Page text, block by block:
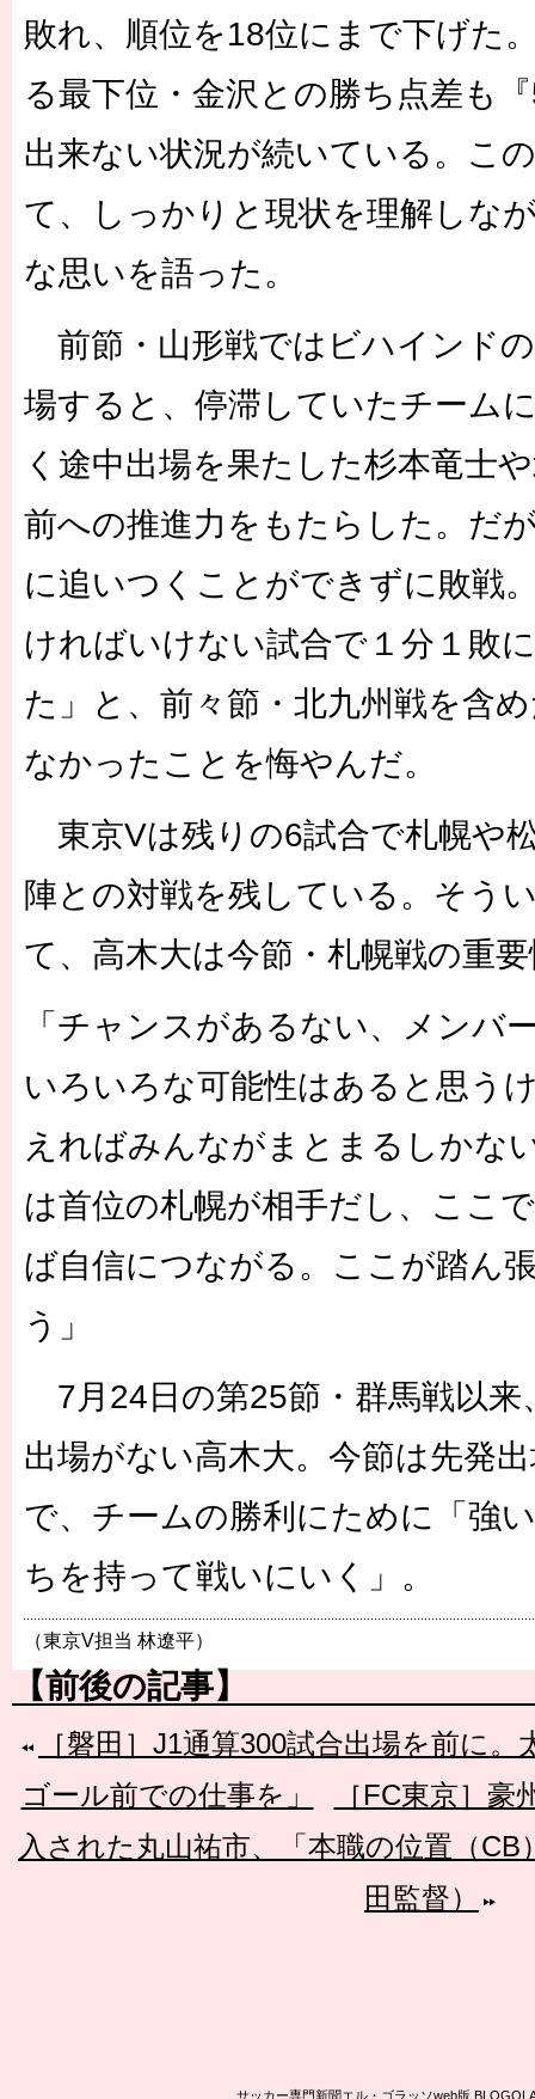
敗れ、順位を18位にまで下げた
る最下位・金沢との勝ち点差も
出来ない状況が続いている。こ
て、しっかりと現状を理解しな
な思いを語った。
前節・山形戦ではビハインド
場すると、停滞していたチーム
く途中出場を果たした杉本竜士
前への推進力をもたらした。だ
に追いつくことができずに敗戦
ければいけない試合で１分１敗
た」と、前々節・北九州戦を含
なかったことを悔やんだ。
東京Vは残りの6試合で札幌や
陣との対戦を残している。そう
て、高木大は今節・札幌戦の重
「チャンスがあるない、メンバ
いろいろな可能性はあると思う
えればみんながまとまるしかな
は首位の札幌が相手だし、ここ
ば自信につながる。ここが踏ん
う」
7月24日の第25節・群馬戦以来
出場がない高木大。今節は先発
で、チームの勝利にために「強
ちを持って戦いにいく」。
（東京V担当 林遼平）
【前後の記事】
［磐田］J1通算300試合出場を前に
ゴール前での仕事を」
［FC東京］
入された丸山祐市、「本職の位置（
田監督）
サッカー専門新聞エル・ゴラッソweb版